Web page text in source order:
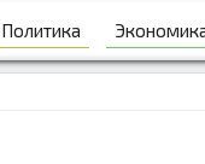
Политика